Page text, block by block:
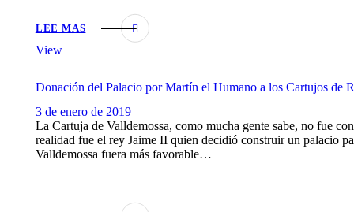
LEE MAS
View
Donación del Palacio por Martín el Humano a los Cartujos de
3 de enero de 2019
La Cartuja de Valldemossa, como mucha gente sabe, no fue
realidad fue el rey Jaime II quien decidió construir un palacio
Valldemossa fuera más favorable…